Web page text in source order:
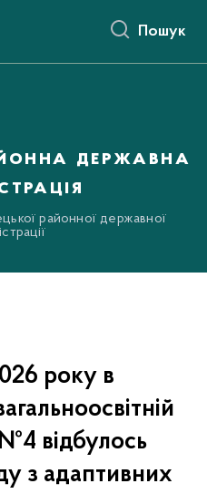
Пошук
державна
районної державної
року в
№4 відбулось
з адаптивних